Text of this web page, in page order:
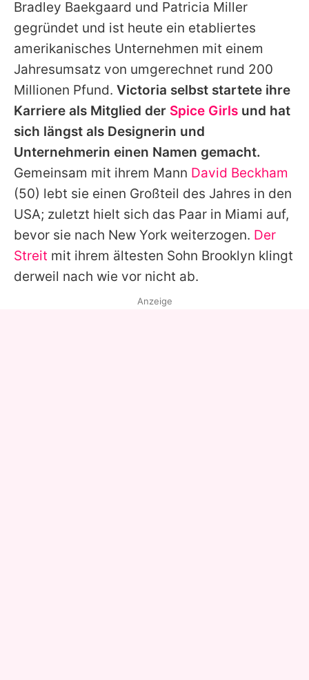
Bradley Baekgaard und Patricia Miller
gegründet und ist heute ein etabliertes
amerikanisches Unternehmen mit einem
Jahresumsatz von umgerechnet rund 200
Millionen Pfund. Victoria selbst startete ihre
Karriere als Mitglied der Spice Girls und hat
sich längst als Designerin und
Unternehmerin einen Namen gemacht.
Gemeinsam mit ihrem Mann David Beckham
(50) lebt sie einen Großteil des Jahres in den
USA; zuletzt hielt sich das Paar in Miami auf,
bevor sie nach New York weiterzogen. Der
Streit mit ihrem ältesten Sohn Brooklyn klingt
derweil nach wie vor nicht ab.
Anzeige